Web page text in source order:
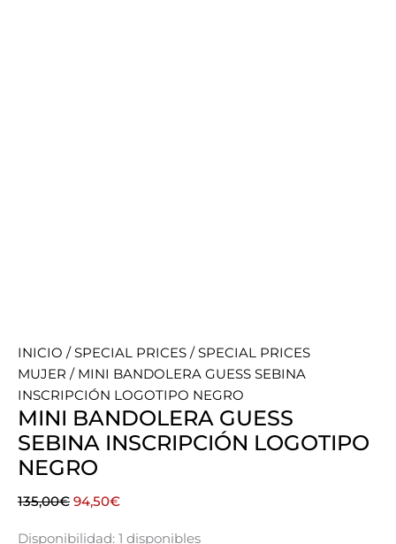
INICIO /SPECIAL PRICES /SPECIAL PRICES
MUJER / MINI BANDOLERA GUESS SEBINA
INSCRIPCIÓN LOGOTIPO NEGRO
MINI BANDOLERA GUESS
SEBINA INSCRIPCIÓN LOGOTIPO
NEGRO
135,00€ El
94,50€El
Disponibilidad: 1 disponibles